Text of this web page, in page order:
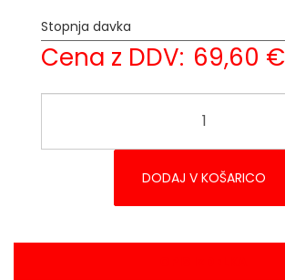
Stopnja davka
Cena z DDV: 69,60 €
DODAJ V KOŠARICO